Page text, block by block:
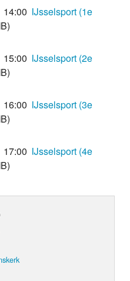
14:00 IJsselsport (1e
15:00 IJsselsport (2e
16:00 IJsselsport (3e
17:00 IJsselsport (4e